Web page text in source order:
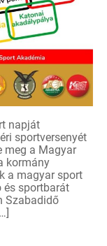
napját
sportversenyét
meg a Magyar
kormány
a magyar sport
és sportbarát
Szabadidő